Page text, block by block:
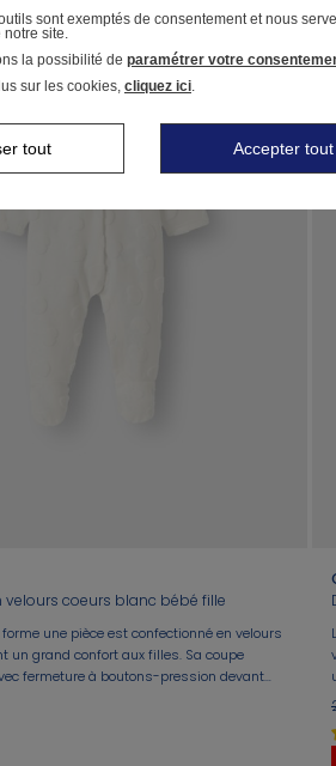
velours coeurs blanc bébé fille
une pièce est confectionné en velours
un grand confort aux filles. Sa coupe
fermeture à boutons-pression devant
Idéal pour les nuits ou siestes, il
et douceur.
sont exemptés de consentement et nous
notre site.
la possibilité de paramétrer votre
sur les cookies, cliquez ici.
tout Accepter tout